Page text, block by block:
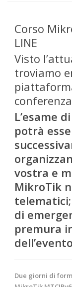
Corso
LINE
Visto
troviamo
L’esame
potrà
vostra e
MikroTik
di
premura
Due giorni di